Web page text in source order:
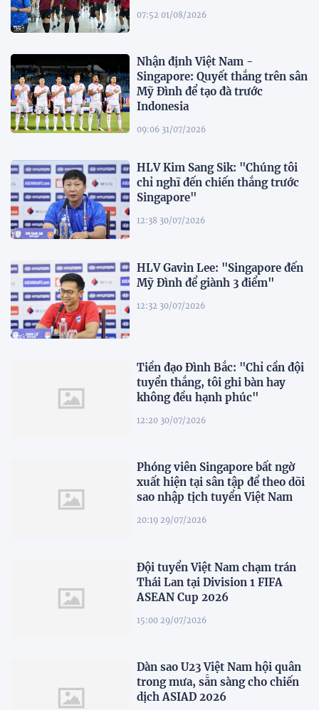
07:52 01/08/2026
Nhận định Việt Nam -
Singapore: Quyết thắng trên sân
Mỹ Đình để tạo đà trước
Indonesia
09:06 31/07/2026
HLV Kim Sang Sik: "Chúng tôi
chỉ nghĩ đến chiến thắng trước
Singapore"
12:38 30/07/2026
HLV Gavin Lee: "Singapore đến
Mỹ Đình để giành 3 điểm"
12:32 30/07/2026
Tiền đạo Đình Bắc: "Chỉ cần đội
tuyển thắng, tôi ghi bàn hay
không đều hạnh phúc"
12:20 30/07/2026
Phóng viên Singapore bất ngờ
xuất hiện tại sân tập để theo dõi
sao nhập tịch tuyển Việt Nam
20:19 29/07/2026
Đội tuyển Việt Nam chạm trán
Thái Lan tại Division 1 FIFA
ASEAN Cup 2026
15:00 29/07/2026
Dàn sao U23 Việt Nam hội quân
trong mưa, sẵn sàng cho chiến
dịch ASIAD 2026